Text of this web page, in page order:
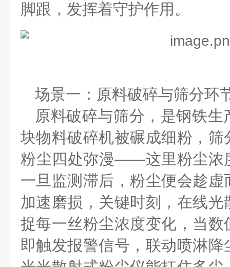
脚跟，发挥着守护作用。
场景一：原料破碎与筛分环
原料破碎与筛分，是钢铁生
块物料破碎机被碾成细粉，
粉尘四处弥漫——这里粉尘浓
一旦监测滞后，粉尘便会趁
加速磨损，关键时刻，在线光
捉每一丝粉尘浓度变化， 当数
即触发报警信号，联动喷淋